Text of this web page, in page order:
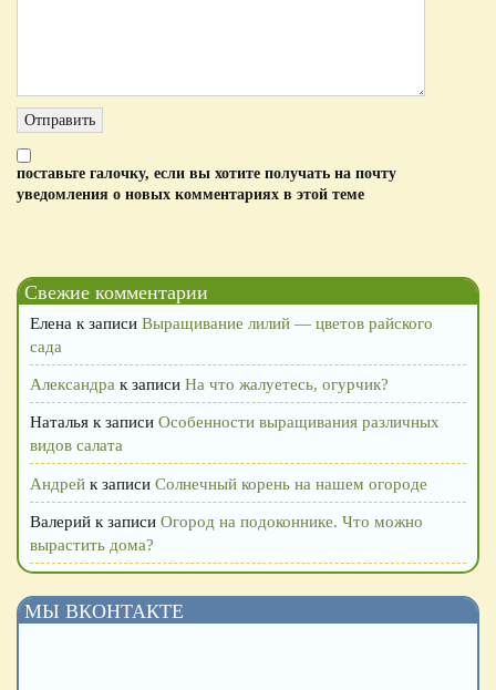
поставьте галочку, если вы хотите получать на почту
уведомления о новых комментариях в этой теме
Свежие комментарии
Елена к записи Выращивание лилий — цветов райского
сада
Александра к записи На что жалуетесь, огурчик?
Наталья к записи Особенности выращивания различных
видов салата
Андрей к записи Солнечный корень на нашем огороде
Валерий к записи Огород на подоконнике. Что можно
вырастить дома?
МЫ ВКОНТАКТЕ